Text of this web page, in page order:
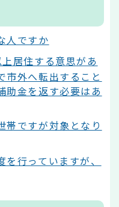
人ですか
居住する意思があ
市外へ転出すること
助金を返す必要はあ
帯ですが対象となり
行っていますが、